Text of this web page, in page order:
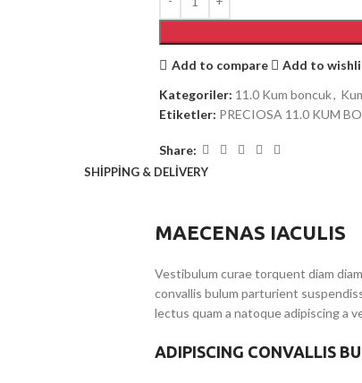
Add to compare
Add to
Kategoriler: 11.0 Kum boncuk,
Etiketler: PRECIOSA 11.0 KUM
Share:
SHIPPING & DELIVERY
MAECENAS IACULIS
Vestibulum curae torquent diam
convallis bulum parturient
lectus quam a natoque adipiscing a
ADIPISCING CONVALLIS